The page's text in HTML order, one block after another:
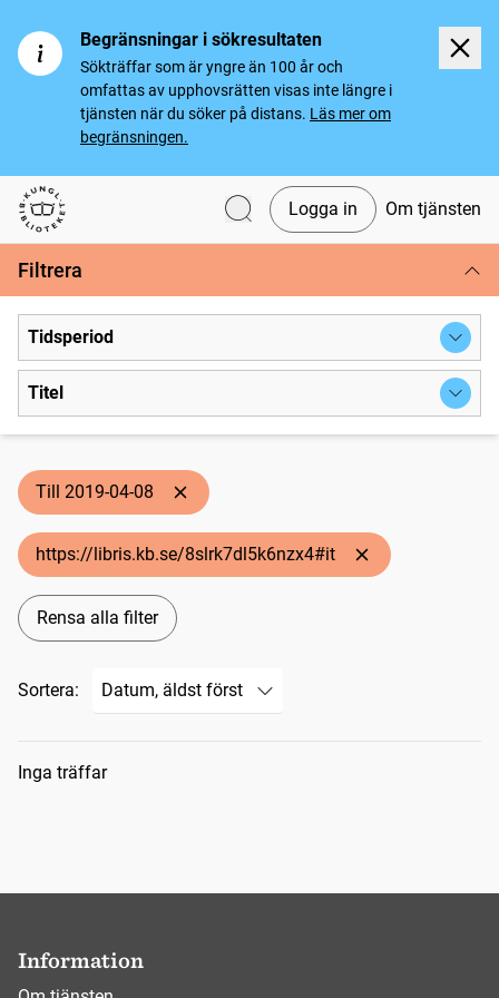
Begränsningar i sökresultaten
Sökträffar som är yngre än 100 år och
omfattas av upphovsrätten visas inte längre i
tjänsten när du söker på distans. Läs mer om
begränsningen.
Svenska tidningar
Logga in Om tjänsten
Filtrera
Tidsperiod
Titel
Till 2019-04-08
https://libris.kb.se/8slrk7dl5k6nzx4#it
Rensa alla filter
Sortera:
Sökresultat
Inga träffar
Information